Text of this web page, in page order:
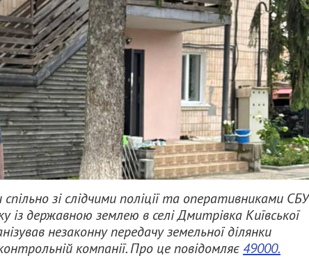
зі слідчими поліції та оперативниками СБУ
державною землею в селі Дмитрівка Київської
незаконну передачу земельної ділянки
компанії. Про це повідомляє49000.